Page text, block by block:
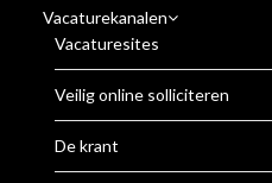
Vacaturekanalen
Vacaturesites
Veilig online solliciteren
De krant